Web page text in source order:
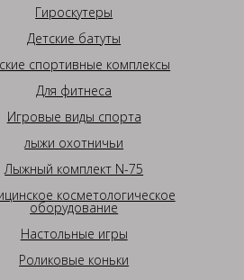
Гироскутеры
Детские батуты
спортивные комплексы
Для фитнеса
Игровые виды спорта
лыжи охотничьи
Лыжный комплект N-75
косметологическое
оборудование
Настольные игры
Роликовые коньки